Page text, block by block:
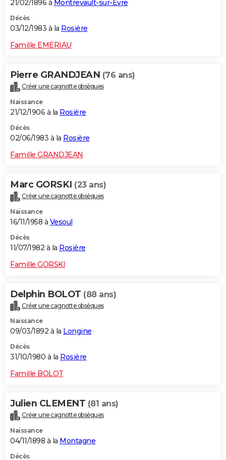
21/02/1896 à Montrevault-sur-Èvre
Décès
03/12/1983 à la Rosière
Famille EMERIAU
Pierre GRANDJEAN (76 ans)
Créer une cagnotte obsèques
Naissance
21/12/1906 à la Rosière
Décès
02/06/1983 à la Rosière
Famille GRANDJEAN
Marc GORSKI (23 ans)
Créer une cagnotte obsèques
Naissance
16/11/1958 à Vesoul
Décès
11/07/1982 à la Rosière
Famille GORSKI
Delphin BOLOT (88 ans)
Créer une cagnotte obsèques
Naissance
09/03/1892 à la Longine
Décès
31/10/1980 à la Rosière
Famille BOLOT
Julien CLEMENT (81 ans)
Créer une cagnotte obsèques
Naissance
04/11/1898 à la Montagne
Décès